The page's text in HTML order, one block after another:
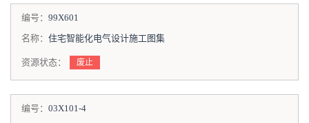
编号： 99X601
名称： 住宅智能化电气设计施工图集
资源状态： 废止
编号： 03X101-4